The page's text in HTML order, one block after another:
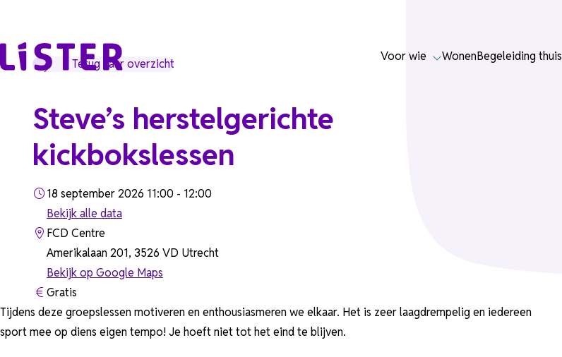
Voor wie WonenBegeleiding thuis
Terug naar overzicht
Steve’s herstelgerichte
kickbokslessen
18 september 2026 11:00 - 12:00
Bekijk alle data
FCD Centre
Amerikalaan 201, 3526 VD Utrecht
Bekijk op Google Maps
Gratis
Tijdens deze groepslessen motiveren en enthousiasmeren we elkaar. Het is zeer laagdrempelig en iedereen
sport mee op diens eigen tempo! Je hoeft niet tot het eind te blijven.